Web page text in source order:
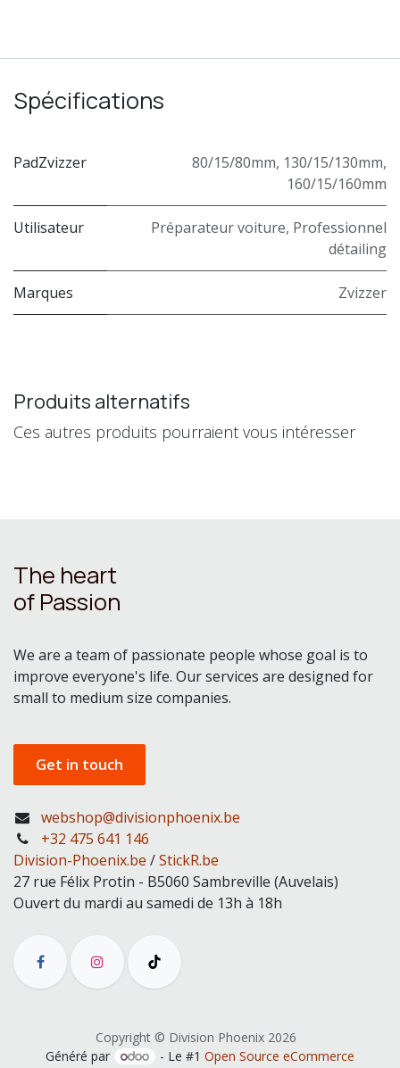
Spécifications
PadZvizzer 80/15/80mm, 130/15/130mm,
160/15/160mm
Utilisateur Préparateur voiture, Professionnel
détailing
Marques Zvizzer
Produits alternatifs
Ces autres produits pourraient vous intéresser
The heart
of Passion
We are a team of passionate people whose goal is to
improve everyone's life. Our services are designed for
small to medium size companies.
Get in touch
webshop@divisionphoenix.be
+32 475 641 146
Division-Phoenix.be /StickR.be
27 rue Félix Protin - B5060 Sambreville (Auvelais)
Ouvert du mardi au samedi de 13h à 18h
Copyright © Division Phoenix 2026
Généré par
- Le #1Open Source eCommerce